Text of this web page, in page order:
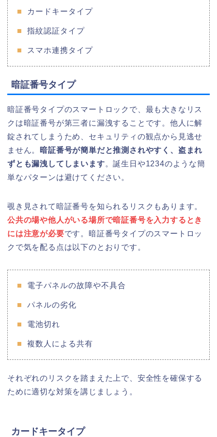
カードキータイプ
指紋認証タイプ
スマホ連携タイプ
暗証番号タイプ
暗証番号タイプのスマートロックで、最も大きなリス
クは暗証番号が第三者に漏洩することです。他人に解
錠されてしまうため、セキュリティの観点から見逃せ
ません。
暗証番号が簡単だと推測されやすく、盗まれ
ずとも漏洩してしまいます。誕生日や1234のような簡
単なパターンは避けてください。
覗き見されて暗証番号を知られるリスクもあります。
公共の場や他人がいる場所で暗証番号を入力するとき
には注意が必要です。暗証番号タイプのスマートロッ
クで気を配る点は以下のとおりです。
電子パネルの故障や不具合
パネルの劣化
電池切れ
複数人による共有
それぞれのリスクを踏まえた上で、安全性を確保する
ために適切な対策を講じましょう。
カードキータイプ